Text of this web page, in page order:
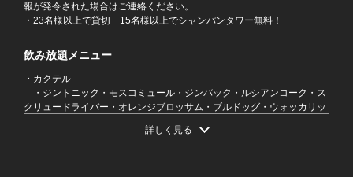
報が発令された場合はご連絡ください。
・23名様以上で貸切 15名様以上でシャンパンタワー無料！
飲み放題メニュー
・カクテル
・ジントニック・モスコミュール・ジンバック・ルシアンコーク・ス
クリュードライバー・オレンジブロッサム・ブルドッグ・ウォッカリッ
詳しく見る
閉じる